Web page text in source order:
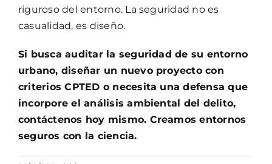
riguroso del entorno. La seguridad no es
casualidad, es diseño.
Si busca auditar la seguridad de su entorno
urbano, diseñar un nuevo proyecto con
criterios CPTED o necesita una defensa que
incorpore el análisis ambiental del delito,
contáctenos hoy mismo. Creamos entornos
seguros con la ciencia.